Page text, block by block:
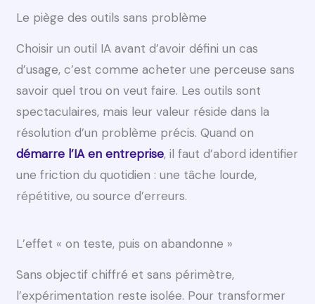
Le piège des outils sans problème
Choisir un outil IA avant d’avoir défini un cas
d’usage, c’est comme acheter une perceuse sans
savoir quel trou on veut faire. Les outils sont
spectaculaires, mais leur valeur réside dans la
résolution d’un problème précis. Quand on
démarre l’IA en entreprise, il faut d’abord identifier
une friction du quotidien : une tâche lourde,
répétitive, ou source d’erreurs.
L’effet « on teste, puis on abandonne »
Sans objectif chiffré et sans périmètre,
l’expérimentation reste isolée. Pour transformer